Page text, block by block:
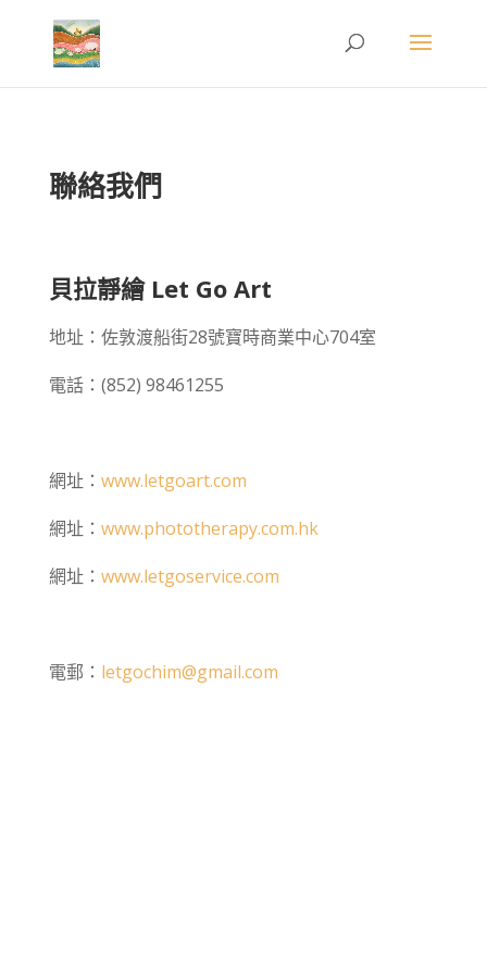
聯絡我們
貝拉靜繪 Let Go Art
地址：佐敦渡船街28號寶時商業中心704室
電話：(852) 98461255
網址： www.letgoart.com
網址： www.phototherapy.com.hk
網址： www.letgoservice.com
電郵： letgochim@gmail.com